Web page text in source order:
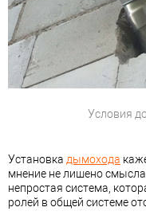
Установка дымохода
мнение не лишено
непростая система,
ролей в общей системе
Условия